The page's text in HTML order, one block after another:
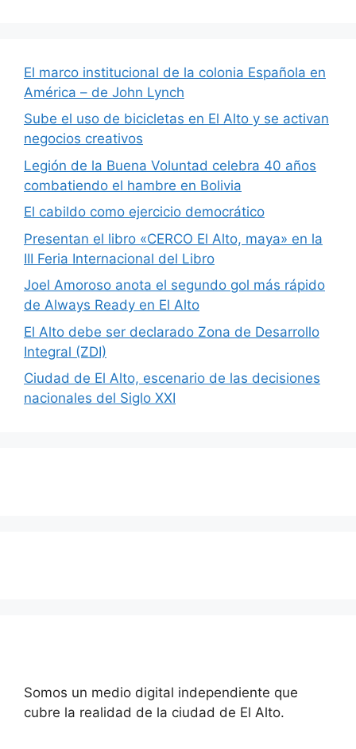
El marco institucional de la colonia Española en
América – de John Lynch
Sube el uso de bicicletas en El Alto y se activan
negocios creativos
Legión de la Buena Voluntad celebra 40 años
combatiendo el hambre en Bolivia
El cabildo como ejercicio democrático
Presentan el libro «CERCO El Alto, maya» en la
III Feria Internacional del Libro
Joel Amoroso anota el segundo gol más rápido
de Always Ready en El Alto
El Alto debe ser declarado Zona de Desarrollo
Integral (ZDI)
Ciudad de El Alto, escenario de las decisiones
nacionales del Siglo XXI
Somos un medio digital independiente que
cubre la realidad de la ciudad de El Alto.